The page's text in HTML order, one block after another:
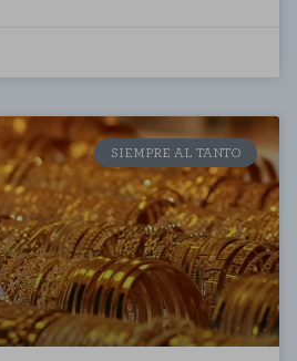
SIEMPRE AL TANTO